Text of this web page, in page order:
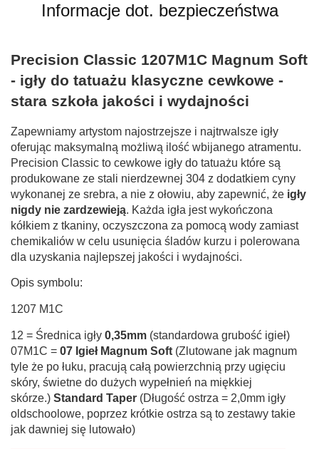
Informacje dot. bezpieczeństwa
Precision Classic 1207M1C Magnum Soft
- igły do tatuażu klasyczne cewkowe -
stara szkoła jakości i wydajności
Zapewniamy artystom najostrzejsze i najtrwalsze igły
oferując maksymalną możliwą ilość wbijanego atramentu.
Precision Classic to cewkowe igły do ​​tatuażu które są
produkowane ze stali nierdzewnej 304 z dodatkiem cyny
wykonanej ze srebra, a nie z ołowiu, aby zapewnić, że igły
nigdy nie zardzewieją. Każda igła jest wykończona
kółkiem z tkaniny, oczyszczona za pomocą wody zamiast
chemikaliów w celu usunięcia śladów kurzu i polerowana
dla uzyskania najlepszej jakości i wydajności.
Opis symbolu:
1207 M1C
12 = Średnica igły 0,35mm (standardowa grubość igieł)
07M1C = 07 Igieł Magnum Soft (Zlutowane jak magnum
tyle że po łuku, pracują całą powierzchnią przy ugięciu
skóry, świetne do dużych wypełnień na miękkiej
skórze.) Standard Taper (Długość ostrza = 2,0mm igły
oldschoolowe, poprzez krótkie ostrza są to zestawy takie
jak dawniej się lutowało)